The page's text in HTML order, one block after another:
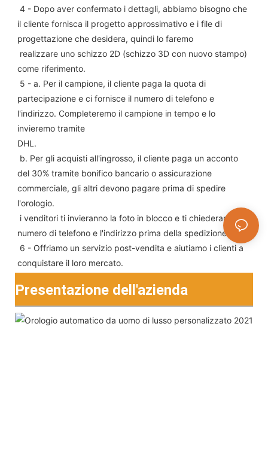
il cliente fornisca il progetto approssimativo e i file di
progettazione che desidera, quindi lo faremo
come riferimento.
partecipazione e ci fornisce il numero di telefono e
l'indirizzo. Completeremo il campione in tempo e lo
invieremo tramite
DHL.
del 30% tramite bonifico bancario o assicurazione
commerciale, gli altri devono pagare prima di spedire
l'orologio.
numero di telefono e l'indirizzo prima della spedizione.
conquistare il loro mercato.
Presentazione dell'azienda